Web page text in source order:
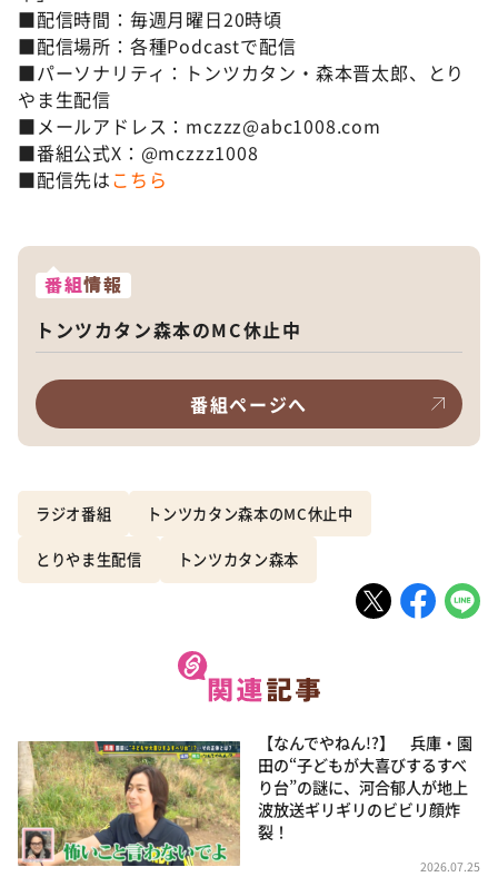
■配信時間：毎週月曜日20時頃
■配信場所：各種Podcastで配信
■パーソナリティ：トンツカタン・森本晋太郎、とり
やま生配信
■メールアドレス：mczzz@abc1008.com
■番組公式X：@mczzz1008
■配信先はこちら
番組情報
トンツカタン森本のMC休止中
番組ページへ
ラジオ番組 トンツカタン森本のMC休止中
とりやま生配信 トンツカタン森本
【なんでやねん!?】 兵庫・園
田の“子どもが大喜びするすべ
り台”の謎に、河合郁人が地上
波放送ギリギリのビビリ顔炸
裂！
2026.07.25